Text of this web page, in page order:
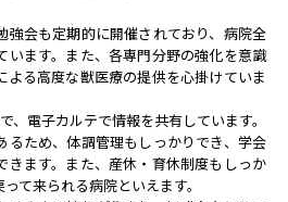
強会も定期的に開催されており、病院全
います。また、各専門分野の強化を意識
よる高度な獣医療の提供を心掛けていま
、電子カルテで情報を共有しています。
るため、体調管理もしっかりでき、学会
きます。また、産休・育休制度もしっか
て来られる病院といえます。